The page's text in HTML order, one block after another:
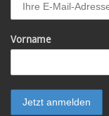
Vorname